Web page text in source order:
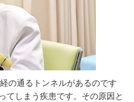
の通るトンネルがあるのです
てしまう疾患です。その原因と